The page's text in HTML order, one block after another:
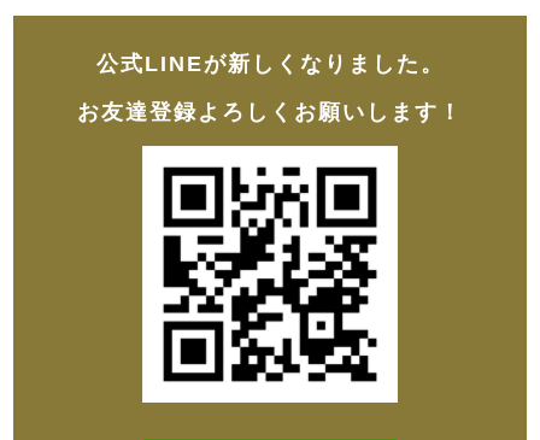
公式LINEが新しくなりました。
お友達登録よろしくお願いします！